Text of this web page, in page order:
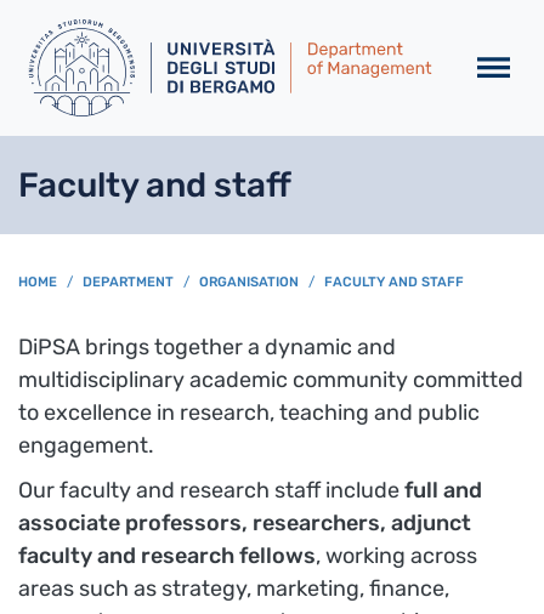
Faculty and staff
BREADCRUMB
HOME DEPARTMENT ORGANISATION FACULTY AND STAFF
DiPSA brings together a dynamic and
multidisciplinary academic community committed
to excellence in research, teaching and public
engagement.
Our faculty and research staff includefull and
associate professors, researchers, adjunct
faculty and research fellows, working across
areas such as strategy, marketing, finance,